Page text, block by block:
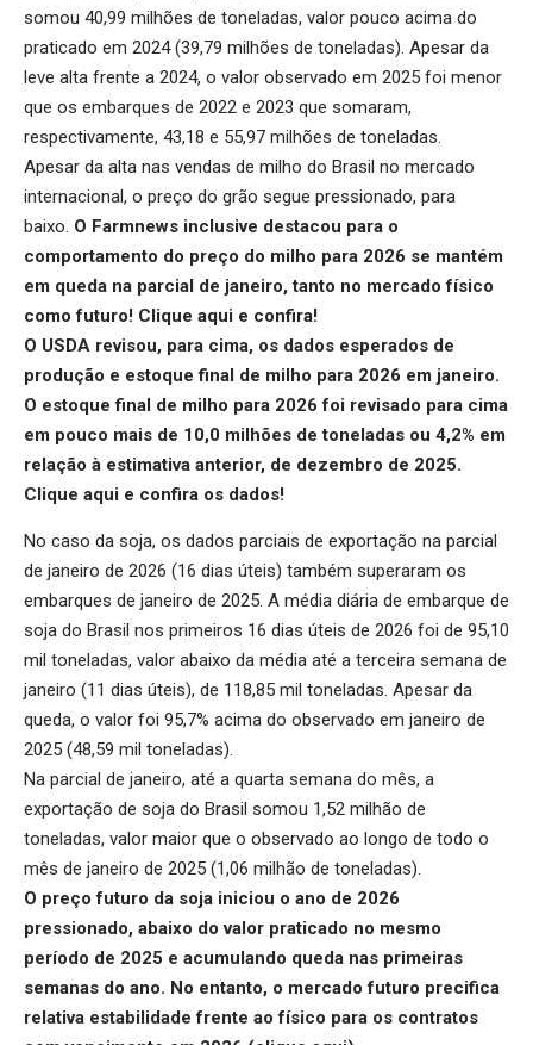
somou 40,99 milhões de toneladas, valor pouco acima do
praticado em 2024 (39,79 milhões de toneladas). Apesar da
leve alta frente a 2024, o valor observado em 2025 foi menor
que os embarques de 2022 e 2023 que somaram,
respectivamente, 43,18 e 55,97 milhões de toneladas.
Apesar da alta nas vendas de milho do Brasil no mercado
internacional, o preço do grão segue pressionado, para
baixo. O Farmnews inclusive destacou para o
comportamento do preço do milho para 2026 se mantém
em queda na parcial de janeiro, tanto no mercado físico
como futuro! Clique aqui e confira!
O USDA revisou, para cima, os dados esperados de
produção e estoque final de milho para 2026 em janeiro.
O estoque final de milho para 2026 foi revisado para cima
em pouco mais de 10,0 milhões de toneladas ou 4,2% em
relação à estimativa anterior, de dezembro de 2025.
Clique aqui e confira os dados!
No caso da soja, os dados parciais de exportação na parcial
de janeiro de 2026 (16 dias úteis) também superaram os
embarques de janeiro de 2025. A média diária de embarque de
soja do Brasil nos primeiros 16 dias úteis de 2026 foi de 95,10
mil toneladas, valor abaixo da média até a terceira semana de
janeiro (11 dias úteis), de 118,85 mil toneladas. Apesar da
queda, o valor foi 95,7% acima do observado em janeiro de
2025 (48,59 mil toneladas).
Na parcial de janeiro, até a quarta semana do mês, a
exportação de soja do Brasil somou 1,52 milhão de
toneladas, valor maior que o observado ao longo de todo o
mês de janeiro de 2025 (1,06 milhão de toneladas).
O preço futuro da soja iniciou o ano de 2026
pressionado, abaixo do valor praticado no mesmo
período de 2025 e acumulando queda nas primeiras
semanas do ano. No entanto, o mercado futuro precifica
relativa estabilidade frente ao físico para os contratos